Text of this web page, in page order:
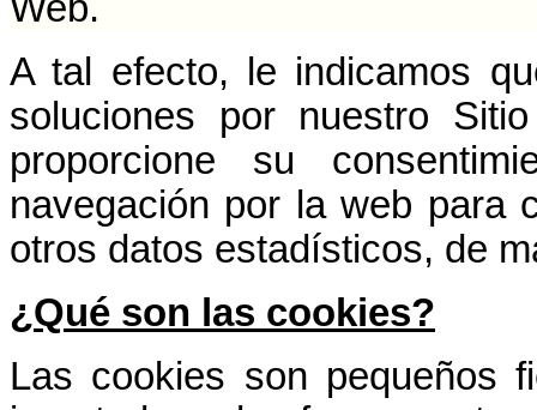
A tal efecto, le indicamos
soluciones por nuestro
proporcione su
navegación por la web para
otros datos estadísticos, de
¿Qué son las cookies?
Las cookies son pequeños